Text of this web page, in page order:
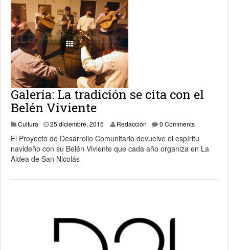
Galería: La tradición se cita con el
Belén Viviente
Cultura 25 diciembre, 2015 2 febrero, 2016
Redacción 0 Comments
El Proyecto de Desarrollo Comunitario devuelve el espíritu
navideño con su Belén Viviente que cada año organiza en La
Aldea de San Nicolás